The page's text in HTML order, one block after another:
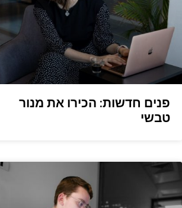
פנים חדשות: הכירו את מנור
טבשי